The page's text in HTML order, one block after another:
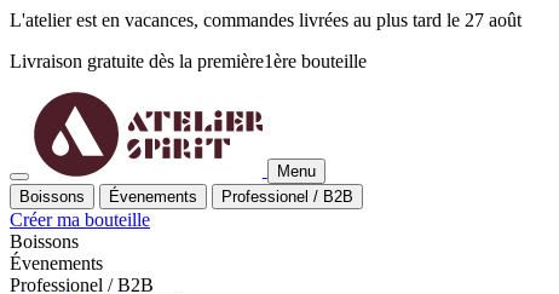
L'atelier est en vacances, commandes livrées au plus tard le 27 août
Livraison gratuite dès la première1ère bouteille
Menu
Boissons
Évenements Professionel / B2B
Créer ma bouteille
Boissons
Évenements
Professionel / B2B